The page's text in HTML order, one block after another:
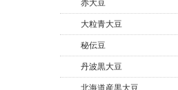
赤大豆
大粒青大豆
秘伝豆
丹波黒大豆